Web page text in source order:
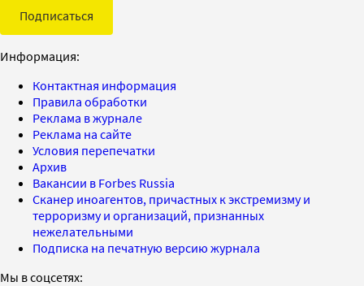
Подписаться
Информация:
Контактная информация
Правила обработки
Реклама в журнале
Реклама на сайте
Условия перепечатки
Архив
Вакансии в Forbes Russia
Сканер иноагентов, причастных к экстремизму и
терроризму и организаций, признанных
нежелательными
Подписка на печатную версию журнала
Мы в соцсетях: